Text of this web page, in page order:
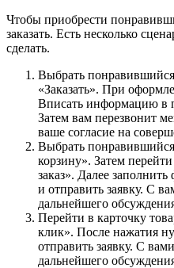
Чтобы приобрести
заказать. Есть несколько
сделать.
Выбрать
«Заказать». При
Вписать информацию в
Затем вам перезвонит
ваше согласие на
Выбрать
корзину». Затем
заказ». Далее
и отправить заявку. С
дальнейшего
Перейти в карточку
клик». После нажатия
отправить заявку. С
дальнейшего